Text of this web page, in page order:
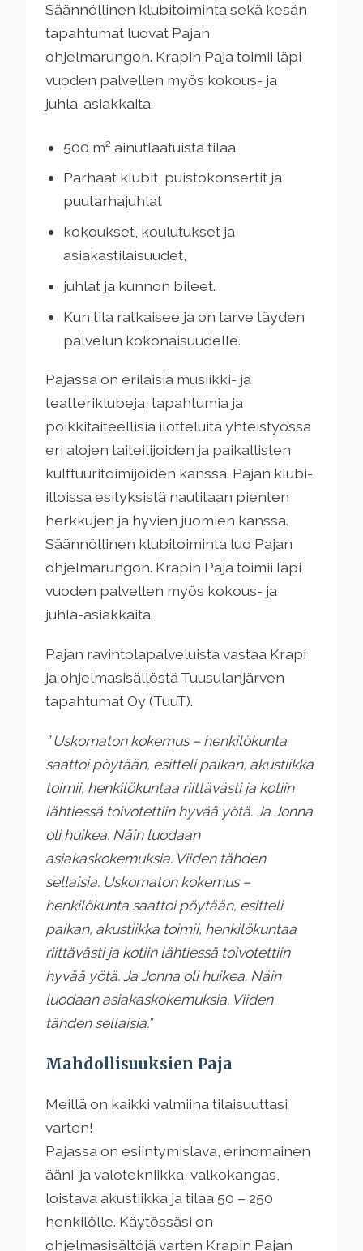
Säännöllinen klubitoiminta sekä kesän
tapahtumat luovat Pajan
ohjelmarungon. Krapin Paja toimii läpi
vuoden palvellen myös kokous- ja
juhla-asiakkaita.
500 m² ainutlaatuista tilaa
Parhaat klubit, puistokonsertit ja
puutarhajuhlat
kokoukset, koulutukset ja
asiakastilaisuudet,
juhlat ja kunnon bileet.
Kun tila ratkaisee ja on tarve täyden
palvelun kokonaisuudelle.
Pajassa on erilaisia musiikki- ja
teatteriklubeja, tapahtumia ja
poikkitaiteellisia ilotteluita yhteistyössä
eri alojen taiteilijoiden ja paikallisten
kulttuuritoimijoiden kanssa. Pajan klubi-
illoissa esityksistä nautitaan pienten
herkkujen ja hyvien juomien kanssa.
Säännöllinen klubitoiminta luo Pajan
ohjelmarungon. Krapin Paja toimii läpi
vuoden palvellen myös kokous- ja
juhla-asiakkaita.
Pajan ravintolapalveluista vastaa Krapi
ja ohjelmasisällöstä Tuusulanjärven
tapahtumat Oy (TuuT).
” Uskomaton kokemus – henkilökunta
saattoi pöytään, esitteli paikan, akustiikka
toimii, henkilökuntaa riittävästi ja kotiin
lähtiessä toivotettiin hyvää yötä. Ja Jonna
oli huikea. Näin luodaan
asiakaskokemuksia. Viiden tähden
sellaisia. Uskomaton kokemus –
henkilökunta saattoi pöytään, esitteli
paikan, akustiikka toimii, henkilökuntaa
riittävästi ja kotiin lähtiessä toivotettiin
hyvää yötä. Ja Jonna oli huikea. Näin
luodaan asiakaskokemuksia. Viiden
tähden sellaisia.”
Mahdollisuuksien Paja
Meillä on kaikki valmiina tilaisuuttasi
varten!
Pajassa on esiintymislava, erinomainen
ääni-ja valotekniikka, valkokangas,
loistava akustiikka ja tilaa 50 – 250
henkilölle. Käytössäsi on
ohjelmasisältöjä varten Krapin Pajan